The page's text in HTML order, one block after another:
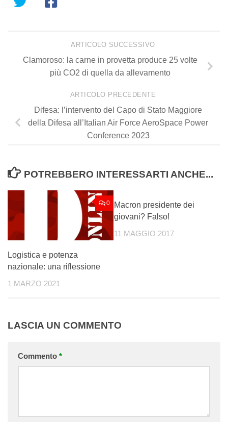
ARTICOLO SUCCESSIVO
Clamoroso: la carne in provetta produce 25 volte
più CO2 di quella da allevamento
ARTICOLO PRECEDENTE
Difesa: l’intervento del Capo di Stato Maggiore
della Difesa all’Italian Air Force AeroSpace Power
Conference 2023
POTREBBERO INTERESSARTI ANCHE...
0
Logistica e potenza
nazionale: una riflessione
1 MARZO 2021
Macron presidente dei
giovani? Falso!
11 MAGGIO 2017
LASCIA UN COMMENTO
Commento *